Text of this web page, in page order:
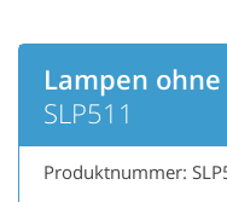
Lampen
SLP511
Produktnummer: